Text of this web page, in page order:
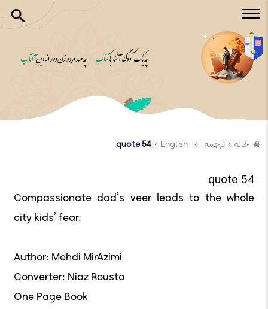
خانه ترجمه English
quote 54
quote 54
Compassionate dad’s veer leads to the whole
city kids’ fear.
Author: Mehdi MirAzimi
Converter: Niaz Rousta
One Page Book